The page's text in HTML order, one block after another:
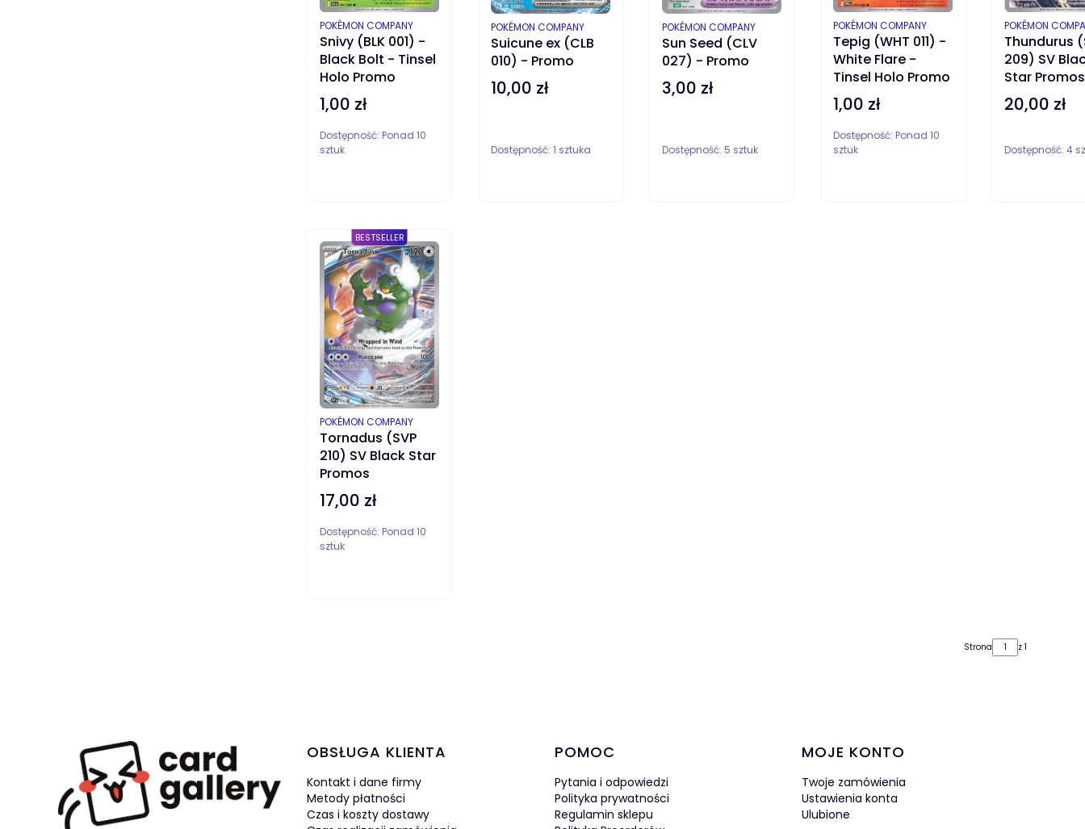
Snivy (BLK 001) -
Black Bolt - Tinsel
Holo Promo
PRODUCENT
POKÉMON COMPANY
Cena
1,00 zł
Dostępność: Ponad 10
sztuk
Suicune ex (CLB
010) - Promo
PRODUCENT
POKÉMON COMPANY
Cena
10,00 zł
Dostępność: 1 sztuka
Sun Seed (CLV
027) - Promo
PRODUCENT
POKÉMON COMPANY
Cena
3,00 zł
Dostępność: 5 sztuk
Tepig (WHT 011) -
White Flare -
Tinsel Holo Promo
PRODUCENT
POKÉMON COMPANY
Cena
1,00 zł
Dostępność: Ponad 10
sztuk
Thundurus
209) SV
Star Promos
PRODUCENT
POKÉMON
Cena
20,00 zł
Dostępność: 4
BESTSELLER
Tornadus (SVP
210) SV Black Star
Promos
PRODUCENT
POKÉMON COMPANY
Cena
17,00 zł
Dostępność: Ponad 10
sztuk
Strona z 1
Linki w stopce
OBSŁUGA KLIENTA
Kontakt i dane firmy
Metody płatności
Czas i koszty dostawy
POMOC
Pytania i odpowiedzi
Polityka prywatności
Regulamin sklepu
MOJE KONTO
Twoje zamówienia
Ustawienia konta
Ulubione